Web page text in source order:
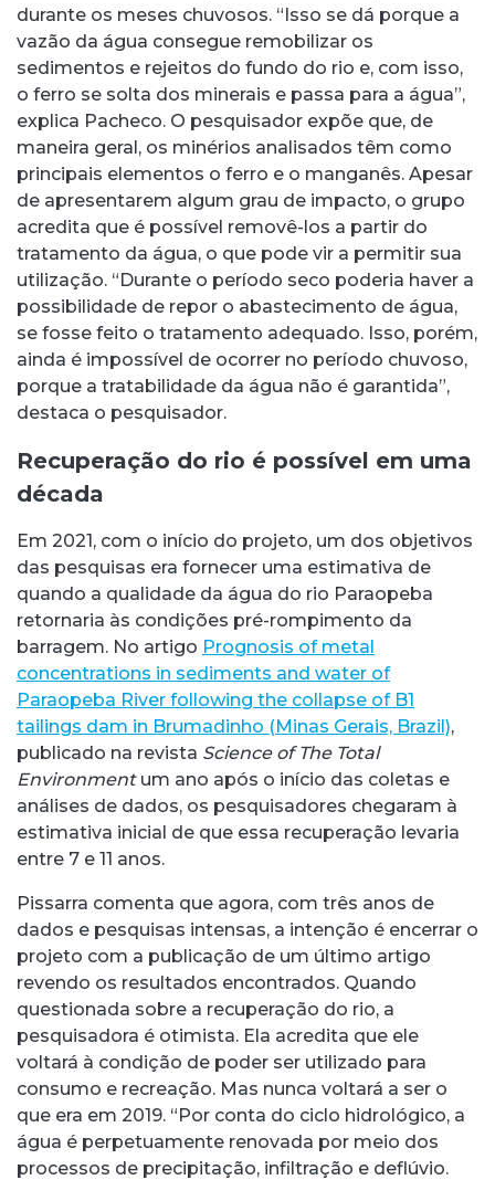
durante os meses chuvosos. “Isso se dá porque a
vazão da água consegue remobilizar os
sedimentos e rejeitos do fundo do rio e, com isso,
o ferro se solta dos minerais e passa para a água”,
explica Pacheco. O pesquisador expõe que, de
maneira geral, os minérios analisados têm como
principais elementos o ferro e o manganês. Apesar
de apresentarem algum grau de impacto, o grupo
acredita que é possível removê-los a partir do
tratamento da água, o que pode vir a permitir sua
utilização. “Durante o período seco poderia haver a
possibilidade de repor o abastecimento de água,
se fosse feito o tratamento adequado. Isso, porém,
ainda é impossível de ocorrer no período chuvoso,
porque a tratabilidade da água não é garantida”,
destaca o pesquisador.
Recuperação do rio é possível em uma
década
Em 2021, com o início do projeto, um dos objetivos
das pesquisas era fornecer uma estimativa de
quando a qualidade da água do rio Paraopeba
retornaria às condições pré-rompimento da
barragem. No artigo Prognosis of metal
concentrations in sediments and water of
Paraopeba River following the collapse of B1
tailings dam in Brumadinho (Minas Gerais, Brazil),
publicado na revista Science of The Total
Environmentum ano após o início das coletas e
análises de dados, os pesquisadores chegaram à
estimativa inicial de que essa recuperação levaria
entre 7 e 11 anos.
Pissarra comenta que agora, com três anos de
dados e pesquisas intensas, a intenção é encerrar o
projeto com a publicação de um último artigo
revendo os resultados encontrados. Quando
questionada sobre a recuperação do rio, a
pesquisadora é otimista. Ela acredita que ele
voltará à condição de poder ser utilizado para
consumo e recreação. Mas nunca voltará a ser o
que era em 2019. “Por conta do ciclo hidrológico, a
água é perpetuamente renovada por meio dos
processos de precipitação, infiltração e deflúvio.